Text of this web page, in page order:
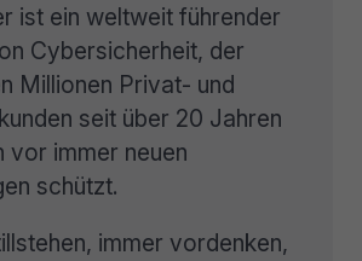
ist ein weltweit führender
Cybersicherheit, der
Millionen Privat- und
seit über 20 Jahren
vor immer neuen
schützt.
immer vordenken,